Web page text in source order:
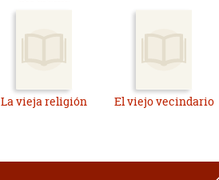
La vieja religión El viejo vecindario